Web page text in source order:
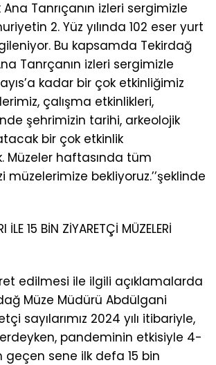
Tanrıçanın izleri sergimizle
2. Yüz yılında 102 eser yurt
Bu kapsamda Tekirdağ
Tanrçanın izleri sergimizle
kadar bir çok etkinliğimiz
çalışma etkinlikleri,
şehrimizin tarihi, arkeolojik
bir çok etkinlik
Müzeler haftasında tüm
müzelerimize bekliyoruz.’’şeklinde
İLE 15 BİN ZİYARETÇİ MÜZELERİ
edilmesi ile ilgili açıklamalarda
Müze Müdürü Abdülgani
sayılarımız 2024 yılı itibariyle,
pandeminin etkisiyle 4-
geçen sene ilk defa 15 bin